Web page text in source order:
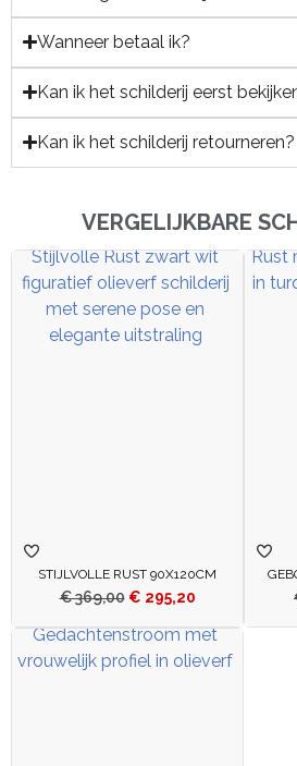
Wanneer betaal ik?
Kan ik het schilderij eerst
Kan ik het schilderij retourneren?
VERGELIJKBARE
STIJLVOLLE RUST 90X120CM
€369,00 € 295,20